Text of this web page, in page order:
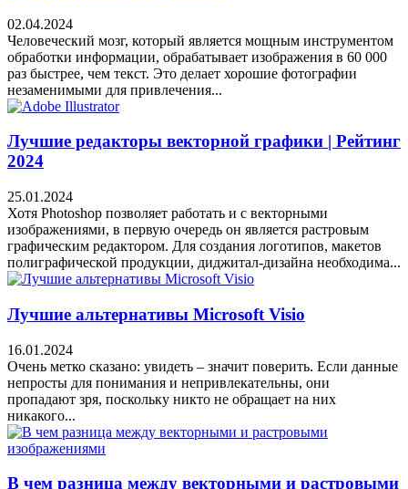
02.04.2024
Человеческий мозг, который является мощным инструментом
обработки информации, обрабатывает изображения в 60 000
раз быстрее, чем текст. Это делает хорошие фотографии
незаменимыми для привлечения...
Лучшие редакторы векторной графики | Рейтинг
2024
25.01.2024
Хотя Photoshop позволяет работать и с векторными
изображениями, в первую очередь он является растровым
графическим редактором. Для создания логотипов, макетов
полиграфической продукции, диджитал-дизайна необходима...
Лучшие альтернативы Microsoft Visio
16.01.2024
Очень метко сказано: увидеть – значит поверить. Если данные
непросты для понимания и непривлекательны, они
пропадают зря, поскольку никто не обращает на них
никакого...
В чем разница между векторными и растровыми